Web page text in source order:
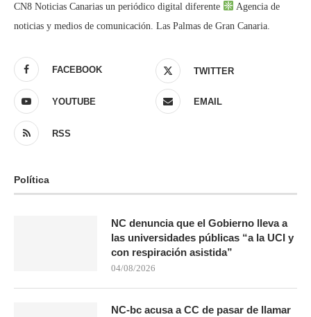
CN8 Noticias Canarias un periódico digital diferente
Agencia de
noticias y medios de comunicación. Las Palmas de Gran Canaria.
FACEBOOK TWITTER
YOUTUBE EMAIL
RSS
Política
NC denuncia que el Gobierno lleva a
las universidades públicas “a la UCI y
con respiración asistida”
04/08/2026
NC-bc acusa a CC de pasar de llamar